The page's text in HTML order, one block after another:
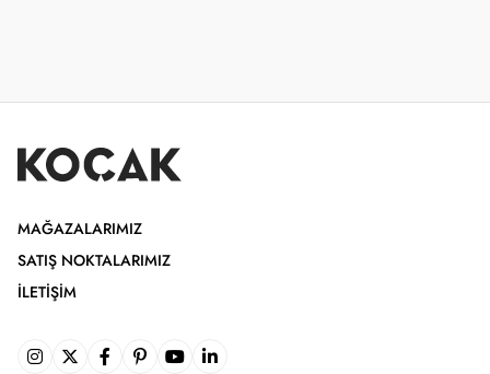
MAĞAZALARIMIZ
SATIŞ NOKTALARIMIZ
İLETIŞIM